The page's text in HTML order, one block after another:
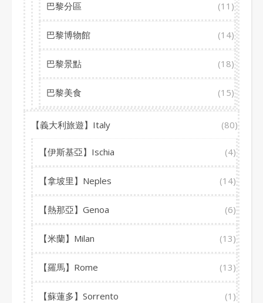
巴黎分區 (11)
巴黎博物館 (14)
巴黎景點 (18)
巴黎美食 (15)
【義大利旅遊】Italy (80)
【伊斯基亞】Ischia (4)
【拿坡里】Neples (14)
【熱那亞】Genoa (6)
【米蘭】Milan (13)
【羅馬】Rome (13)
【蘇蓮多】Sorrento (1)